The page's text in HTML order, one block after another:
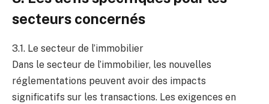
secteurs concernés
3.1. Le secteur de l’immobilier
Dans le secteur de l’immobilier, les nouvelles
réglementations peuvent avoir des impacts
significatifs sur les transactions. Les exigences en